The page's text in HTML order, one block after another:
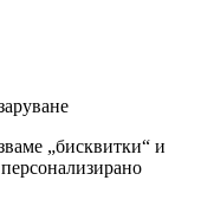
„бисквитки“ и